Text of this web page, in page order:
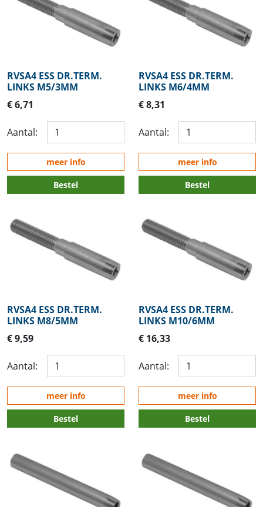
RVSA4 ESS DR.TERM.
LINKS M5/3MM
€ 6,71
Aantal:
meer info
Bestel
RVSA4 ESS DR.TERM.
LINKS M6/4MM
€ 8,31
Aantal:
meer info
Bestel
RVSA4 ESS DR.TERM.
LINKS M8/5MM
€ 9,59
Aantal:
meer info
Bestel
RVSA4 ESS DR.TERM.
LINKS M10/6MM
€ 16,33
Aantal:
meer info
Bestel